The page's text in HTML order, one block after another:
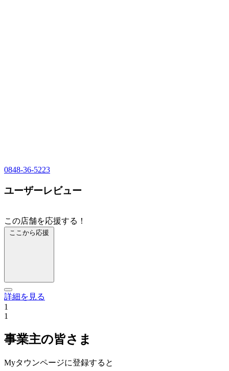
0848-36-5223
ユーザーレビュー
この店舗を応援する！
ここから応援
詳細を見る
1
1
事業主の皆さま
Myタウンページに登録すると